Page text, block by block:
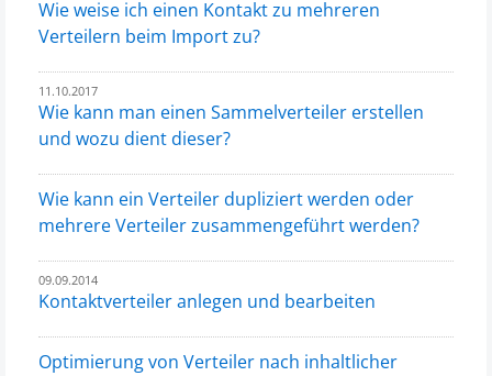
Wie weise ich einen Kontakt zu mehreren
Verteilern beim Import zu?
11.10.2017
Wie kann man einen Sammelverteiler erstellen
und wozu dient dieser?
Wie kann ein Verteiler dupliziert werden oder
mehrere Verteiler zusammengeführt werden?
09.09.2014
Kontaktverteiler anlegen und bearbeiten
Optimierung von Verteiler nach inhaltlicher